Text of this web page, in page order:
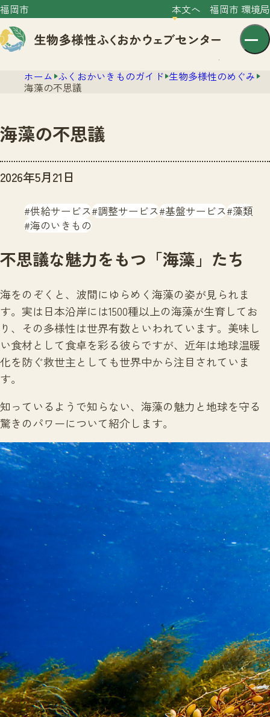
福岡市 本文へ 福岡市 環境局
小 中 大
センター紹介
サイトポリシー
プライバシーポリシー
ニュース
ニュースTOP
いきものガイド
いきものガイドTOP
生物多様性のめぐみ
いきもの図鑑
おでかけコース
保全アクション
イベント
いきもの調査隊
調査レポート
調査レポートTOP
調査結果
マッチング
掲載申し込みフォーム
生物多様性ふくおかウェブセンターとは
サイトマップ
ホーム ふくおかいきものガイド 生物多様性のめぐみ
海藻の不思議
海藻の不思議
2026年5月21日
供給サービス 調整サービス 基盤サービス 藻類
海のいきもの
不思議な魅力をもつ「海藻」たち
海をのぞくと、波間にゆらめく海藻の姿が見られま
す。実は日本沿岸には1500種以上の海藻が生育してお
り、その多様性は世界有数といわれています。美味し
い食材として食卓を彩る彼らですが、近年は地球温暖
化を防ぐ救世主としても世界中から注目されていま
す。
知っているようで知らない、海藻の魅力と地球を守る
驚きのパワーについて紹介します。